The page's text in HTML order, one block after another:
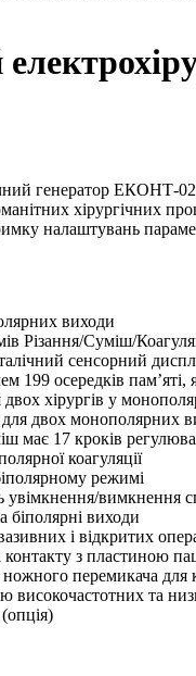
генератор ЕКОНТ-
хірургічних
налаштувань
виходи
Різання/Суміш/
сенсорний
199 осередків
двох хірургів у
двох монополярних
17 кроків
коагуляції
режимі
увімкнення/вимкнення
біполярні виходи
і відкритих
контакту з пластиною
перемикача
високочастотних та